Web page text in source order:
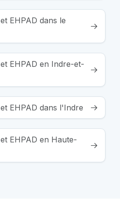
EHPAD dans le
EHPAD en Indre-et-
EHPAD dans l'Indre
EHPAD en Haute-